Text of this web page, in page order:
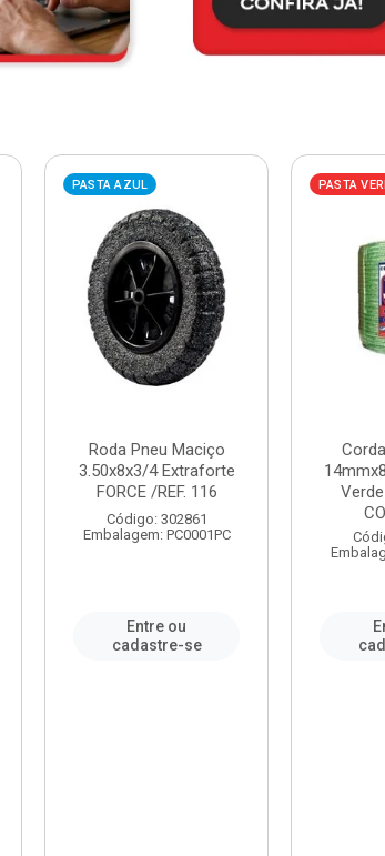
PASTA AZUL
Roda Pneu Maciço
3.50x8x3/4 Extraforte
FORCE /REF. 116
Código: 302861
Embalagem: PC0001PC
Entre ou
cadastre-se
PASTA